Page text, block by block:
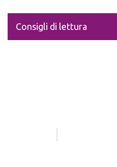
Consigli di lettura